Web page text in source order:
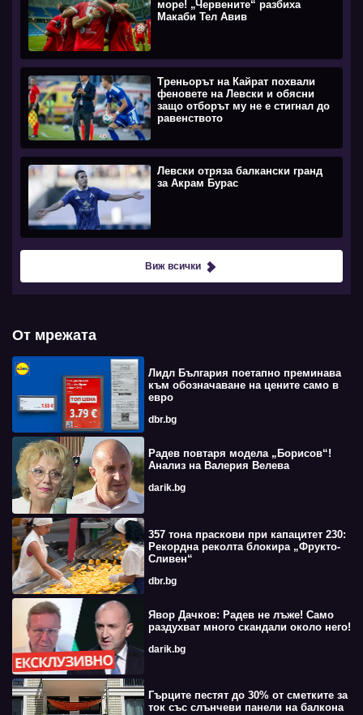
море! „Червените“ разбиха
Макаби Тел Авив
Треньорът на Кайрат похвали
феновете на Левски и обясни
защо отборът му не е стигнал до
равенството
Левски отряза балкански гранд
за Акрам Бурас
Виж всички
От мрежата
Лидл България поетапно преминава
към обозначаване на цените само в
евро
dbr.bg
Радев повтаря модела „Борисов“!
Анализ на Валерия Велева
darik.bg
357 тона праскови при капацитет 230:
Рекордна реколта блокира „Фрукто-
Сливен“
dbr.bg
Явор Дачков: Радев не лъже! Само
раздухват много скандали около него!
darik.bg
Гърците пестят до 30% от сметките за
ток със слънчеви панели на балкона